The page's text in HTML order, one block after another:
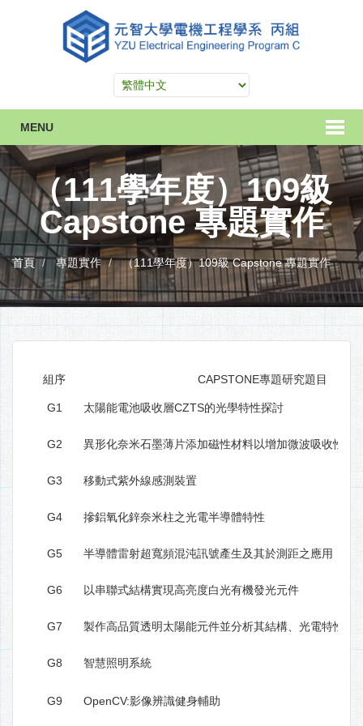
MENU
（111學年度）109級
Capstone 專題實作
首頁 專題實作 （111學年度）109級 Capstone 專題實作
組序 CAPSTONE專題研究題目
G1 太陽能電池吸收層CZTS的光學特性探討
G2 異形化奈米石墨薄片添加磁性材料以增加微波吸收性能
G3 移動式紫外線感測裝置
G4 摻鋁氧化鋅奈米柱之光電半導體特性
G5 半導體雷射超寬頻混沌訊號產生及其於測距之應用
G6 以串聯式結構實現高亮度白光有機發光元件
G7 製作高品質透明太陽能元件並分析其結構、光電特性及
G8 智慧照明系統
G9 OpenCV:影像辨識健身輔助